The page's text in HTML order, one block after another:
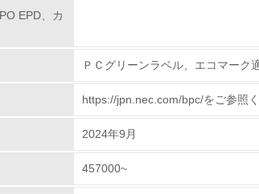
様性保全」に関する取り組み（例：森林保全活
EPD、カ
ＰＣグリーンラベル、エコマーク
https://jpn.nec.com/bpc/をご参照く
2024年9月
457000~